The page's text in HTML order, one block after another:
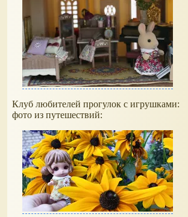
Клуб любителей прогулок с игрушками:
фото из путешествий: